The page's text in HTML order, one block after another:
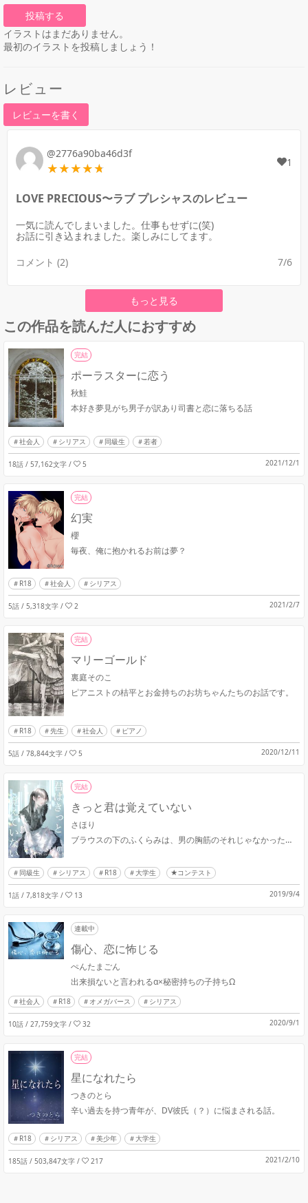
投稿する
イラストはまだありません。
最初のイラストを投稿しましょう！
レビュー
レビューを書く
@2776a90ba46d3f
1
LOVE PRECIOUS〜ラブ プレシャスのレビュー
一気に読んでしまいました。仕事もせずに(笑)
お話に引き込まれました。楽しみにしてます。
コメント (2)
7/6
もっと見る
この作品を読んだ人におすすめ
完結
ポーラスターに恋う
秋鮭
本好き夢見がち男子が訳あり司書と恋に落ちる話
社会人 シリアス 同級生 若者
18話 / 57,162文字 / 5 2021/12/1
完結
幻実
櫻
毎夜、俺に抱かれるお前は夢？
R18 社会人 シリアス
5話 / 5,318文字 / 2 2021/2/7
完結
マリーゴールド
裏庭そのこ
ピアニストの桔平とお金持ちのお坊ちゃんたちのお話です。
R18 先生 社会人 ピアノ
5話 / 78,844文字 / 5 2020/12/11
完結
きっと君は覚えていない
さほり
ブラウスの下のふくらみは、男の胸筋のそれじゃなかった…
同級生 シリアス R18 大学生 ★コンテスト
1話 / 7,818文字 / 13 2019/9/4
連載中
傷心、恋に怖じる
ぺんたまごん
出来損ないと言われるα×秘密持ちの子持ちΩ
社会人 R18 オメガバース シリアス
10話 / 27,759文字 / 32 2020/9/1
完結
星になれたら
つきのとら
辛い過去を持つ青年が、DV彼氏（？）に悩まされる話。
R18 シリアス 美少年 大学生
185話 / 503,847文字 / 217 2021/2/10